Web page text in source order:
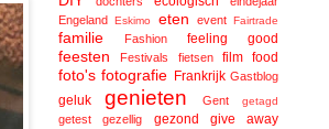
Engeland
Eskimo eten event Fairtrade
familie Fashion feeling good
feesten Festivals fietsen film food
foto's fotografie Frankrijk Gastblog
geluk genieten Gent getagd
getest gezellig gezond give away